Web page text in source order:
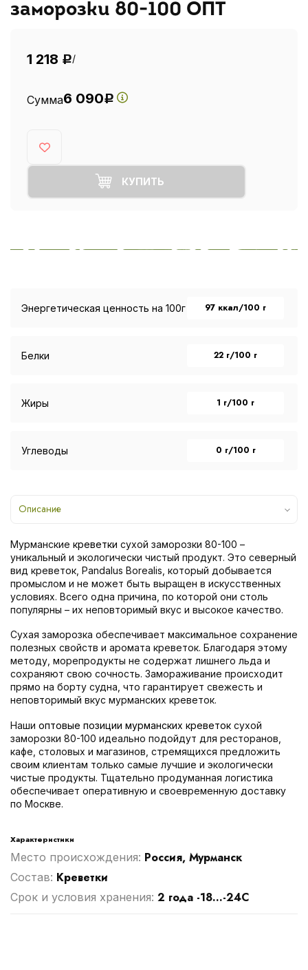
заморозки 80-100 ОПТ
1 218 Р/
Сумма6 090Р
КУПИТЬ
Энергетическая ценность на 100г 97 ккал/100 г
Белки 22 г/100 г
Жиры 1 г/100 г
Углеводы 0 г/100 г
Описание
Мурманские креветки сухой заморозки 80-100 –
уникальный и экологически чистый продукт. Это северный
вид креветок, Pandalus Borealis, который добывается
промыслом и не может быть выращен в искусственных
условиях. Всего одна причина, по которой они столь
популярны – их неповторимый вкус и высокое качество.
Сухая заморозка обеспечивает максимальное сохранение
полезных свойств и аромата креветок. Благодаря этому
методу, морепродукты не содержат лишнего льда и
сохраняют свою сочность. Замораживание происходит
прямо на борту судна, что гарантирует свежесть и
неповторимый вкус мурманских креветок.
Наши оптовые позиции мурманских креветок сухой
заморозки 80-100 идеально подойдут для ресторанов,
кафе, столовых и магазинов, стремящихся предложить
своим клиентам только самые лучшие и экологически
чистые продукты. Тщательно продуманная логистика
обеспечивает оперативную и своевременную доставку
по Москве.
Характеристики
Место происхождения: Россия, Мурманск
Cостав: Креветки
Срок и условия хранения: 2 года -18...-24С